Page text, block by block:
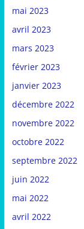
mai 2023
avril 2023
mars 2023
février 2023
janvier 2023
décembre 2022
novembre 2022
octobre 2022
septembre 2022
juin 2022
mai 2022
avril 2022